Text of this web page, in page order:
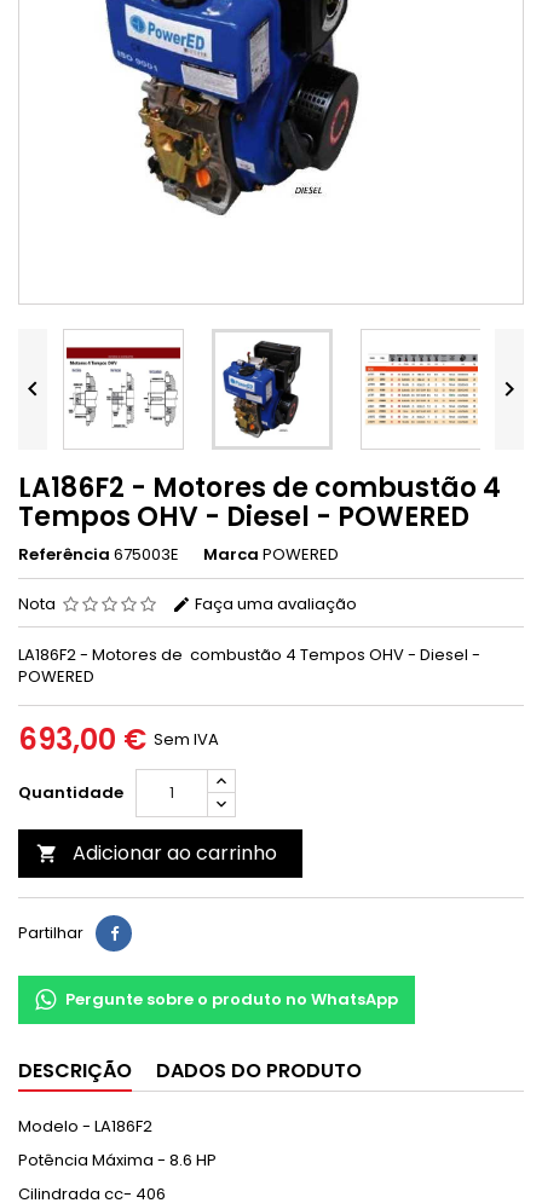
 
LA186F2 - Motores de combustão 4
Tempos OHV - Diesel - POWERED
Referência 675003E Marca POWERED
Nota Faça uma avaliação
LA186F2 - Motores de combustão 4 Tempos OHV - Diesel -
POWERED
693,00 € Sem IVA
Quantidade
 Adicionar ao carrinho
Partilhar
Pergunte sobre o produto no WhatsApp
DESCRIÇÃO DADOS DO PRODUTO
Modelo - LA186F2
Potência Máxima - 8.6 HP
Cilindrada cc- 406